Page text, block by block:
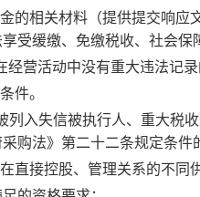
的相关材料（提供提交响
受缓缴、免缴税收、社会保
经营活动中没有重大违法记
件。
列入失信被执行人、重大税
购法》第二十二条规定条
直接控股、管理关系的不